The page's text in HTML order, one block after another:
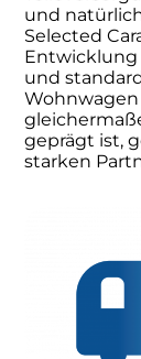
und
Selected
und
geprägt ist,
starken